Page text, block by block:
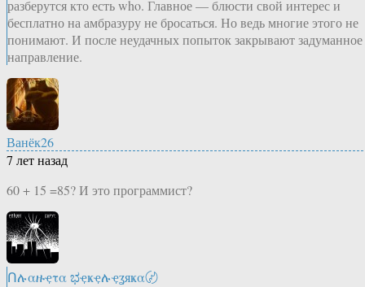
разберутся кто есть who. Главное — блюсти свой интерес и
бесплатно на амбразуру не бросаться. Но ведь многие этого не
понимают. И после неудачных попыток закрывают задуманное
направление.
Ванёк26
7 лет назад
60 + 15 =85? И это программист?
Ոሉαዙҿτα ಭҿҝҿሉҿʓяҝα〄